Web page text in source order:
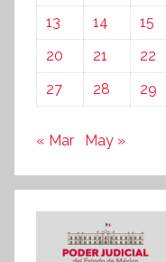
13
14 15
20
21 22
27
28 29
« Mar May »